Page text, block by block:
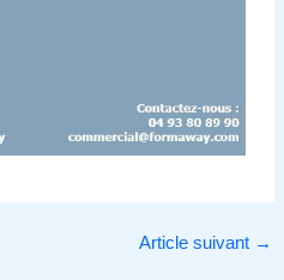
Article suivant →